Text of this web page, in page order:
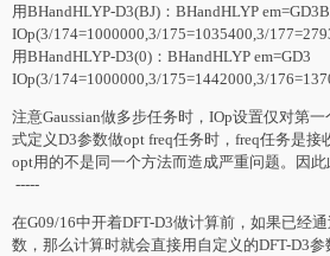
用BHandHLYP-D3(BJ)：BHandHLYP
IOp(3/174=1000000,3/175=1035400,3/
用BHandHLYP-D3(0)：BHandHLYP em=GD3
IOp(3/174=1000000,3/175=1442000,3/
注意Gaussian做多步任务时，IOp设置仅对第
式定义D3参数做opt freq任务时，freq任务是接
opt用的不是同一个方法而造成严重问题。因此
-----
在G09/16中开着DFT-D3做计算前，如果已经
数，那么计算时就会直接用自定义的DFT-D3